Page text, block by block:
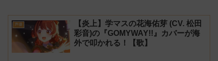
声優
【炎上】学マスの花海佑芽 (CV. 松田
彩音)の『GOMYWAY!!』カバーが海
外で叩かれる！【歌】